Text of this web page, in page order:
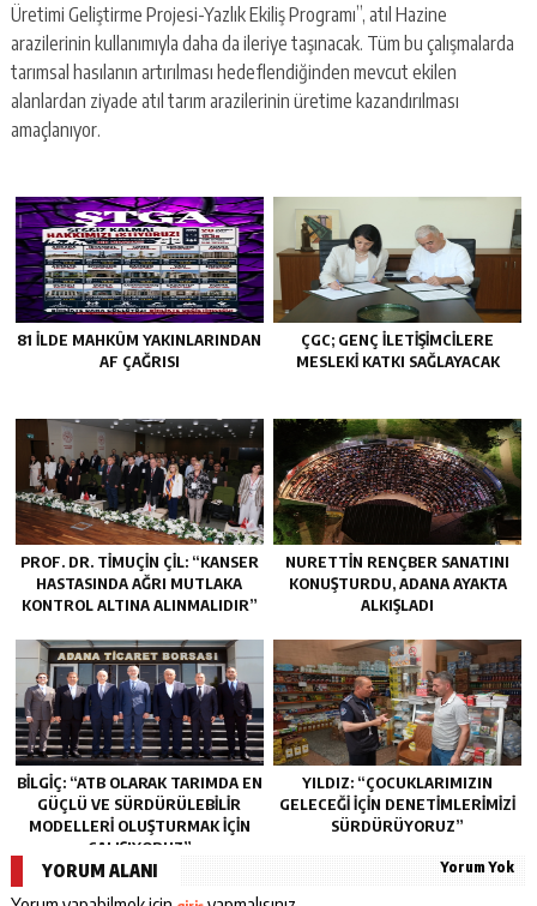
Üretimi Geliştirme Projesi-Yazlık Ekiliş Programı”, atıl Hazine
arazilerinin kullanımıyla daha da ileriye taşınacak. Tüm bu çalışmalarda
tarımsal hasılanın artırılması hedeflendiğinden mevcut ekilen
alanlardan ziyade atıl tarım arazilerinin üretime kazandırılması
amaçlanıyor.
81 İLDE MAHKÛM YAKINLARINDAN
AF ÇAĞRISI
ÇGC; GENÇ ILETIŞIMCILERE
MESLEKI KATKI SAĞLAYACAK
PROF. DR. TİMUÇİN ÇİL: “KANSER
HASTASINDA AĞRI MUTLAKA
KONTROL ALTINA ALINMALIDIR”
NURETTIN RENÇBER SANATINI
KONUŞTURDU, ADANA AYAKTA
ALKIŞLADI
BİLGİÇ: “ATB OLARAK TARIMDA EN
GÜÇLÜ VE SÜRDÜRÜLEBİLİR
MODELLERİ OLUŞTURMAK İÇİN
ÇALIŞIYORUZ”
YILDIZ: “ÇOCUKLARIMIZIN
GELECEĞI İÇIN DENETIMLERIMIZI
SÜRDÜRÜYORUZ”
YORUM ALANI Yorum Yok